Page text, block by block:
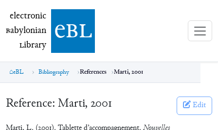
electronic Babylonian Library (eBL)
electronic
Babylonian
Library ebl
eBL Bibliography References Marti, 2001
Reference: Marti, 2001 Edit